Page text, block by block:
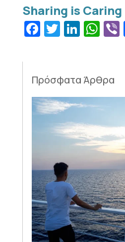
Facebook
Twitter
Πρόσφατα Άρθρα